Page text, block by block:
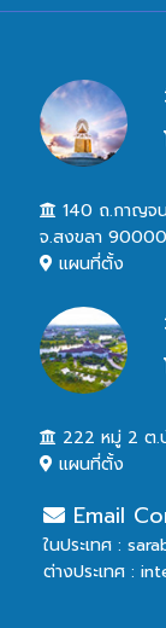
140 ถ.กาญจ
จ.สงขลา 90000
แผนที่ตั้ง
222 หมู่ 2 ต.
แผนที่ตั้ง
Email
ในประเทศ :
ต่างประเทศ :